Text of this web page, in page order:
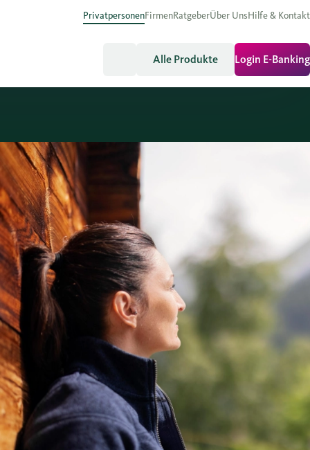
PrivatpersonenFirmenRatgeberÜber UnsHilfe & Kontakt
Alle Produkte Login E-Banking